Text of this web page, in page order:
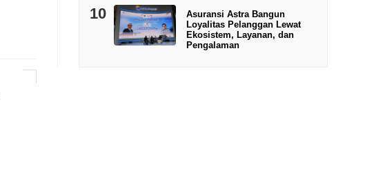
10
Asuransi Astra Bangun
Loyalitas Pelanggan Lewat
Ekosistem, Layanan, dan
Pengalaman